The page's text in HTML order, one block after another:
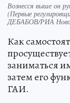
Вознесся выше он
(Первые
ДЕБАБОВ/РИА
Как
заниматься
затем его
ГАИ.